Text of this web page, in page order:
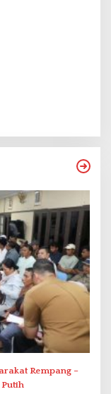
Rempang –
Putih